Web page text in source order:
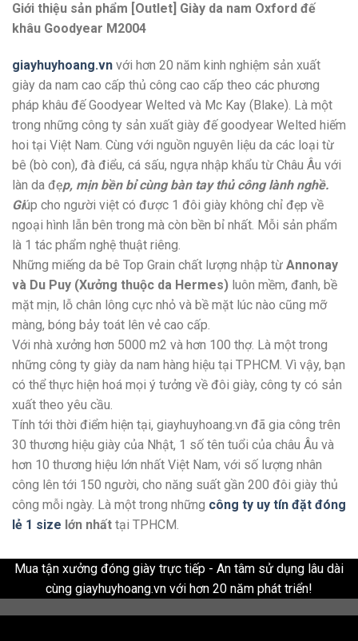
Giới thiệu sản phẩm [Outlet] Giày da nam Oxford đế
khâu Goodyear M2004
giayhuyhoang.vn với hơn 20 năm kinh nghiệm sản xuất
giày da nam cao cấp thủ công cao cấp theo các phương
pháp khâu đế Goodyear Welted và Mc Kay (Blake). Là một
trong những công ty sản xuất giày đế goodyear Welted hiếm
hoi tại Việt Nam. Cùng với nguồn nguyên liệu da các loại từ
bê (bò con), đà điểu, cá sấu, ngựa nhập khẩu từ Châu Âu với
làn da đẹp, mịn bền bỉ cùng bàn tay thủ công lành nghề.
Giúp cho người việt có được 1 đôi giày không chỉ đẹp về
ngoại hình lẫn bên trong mà còn bền bỉ nhất. Mỗi sản phẩm
là 1 tác phẩm nghệ thuật riêng.
Những miếng da bê Top Grain chất lượng nhập từ Annonay
và Du Puy (Xưởng thuộc da Hermes) luôn mềm, đanh, bề
mặt mịn, lỗ chân lông cực nhỏ và bề mặt lúc nào cũng mỡ
màng, bóng bảy toát lên vẻ cao cấp.
Với nhà xưởng hơn 5000 m2 và hơn 100 thợ. Là một trong
những công ty giày da nam hàng hiệu tại TPHCM. Vì vậy, bạn
có thể thực hiện hoá mọi ý tưởng về đôi giày, công ty có sản
xuất theo yêu cầu.
Tính tới thời điểm hiện tại, giayhuyhoang.vn đã gia công trên
30 thương hiệu giày của Nhật, 1 số tên tuổi của châu Âu và
hơn 10 thương hiệu lớn nhất Việt Nam, với số lượng nhân
công lên tới 150 người, cho năng suất gần 200 đôi giày thủ
công mỗi ngày. Là một trong những công ty uy tín đặt đóng
lẻ 1 size lớn nhất tại TPHCM.
Mua tận xưởng đóng giày trực tiếp - An tâm sử dụng lâu dài
cùng giayhuyhoang.vn với hơn 20 năm phát triển!